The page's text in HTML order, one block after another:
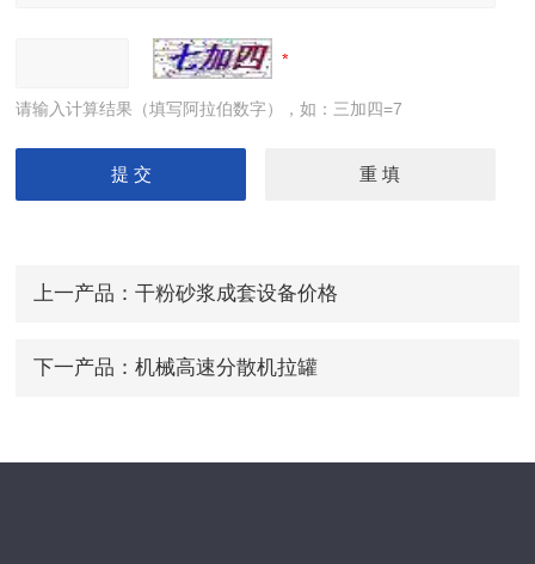
请输入计算结果（填写阿拉伯数字），如：三加四=7
上一产品： 干粉砂浆成套设备价格
下一产品： 机械高速分散机拉罐